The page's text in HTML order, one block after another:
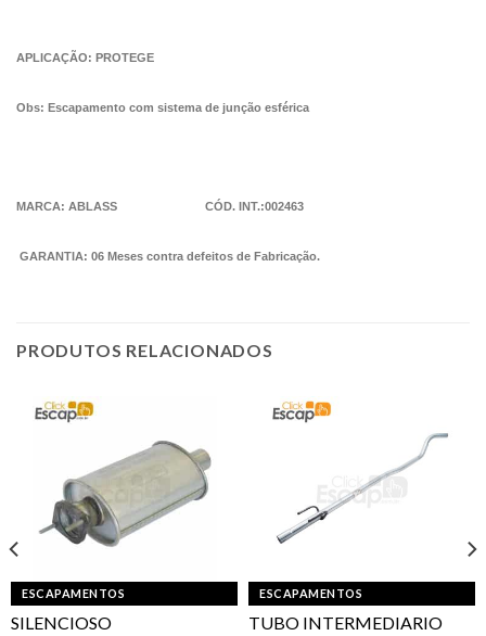
APLICAÇÃO: PROTEGE
Obs: Escapamento com sistema de junção esférica
MARCA: ABLASS CÓD. INT.:002463
GARANTIA: 06 Meses contra defeitos de Fabricação.
PRODUTOS RELACIONADOS
ESCAPAMENTOS
SILENCIOSO
ESCAPAMENTOS
TUBO INTERMEDIARIO